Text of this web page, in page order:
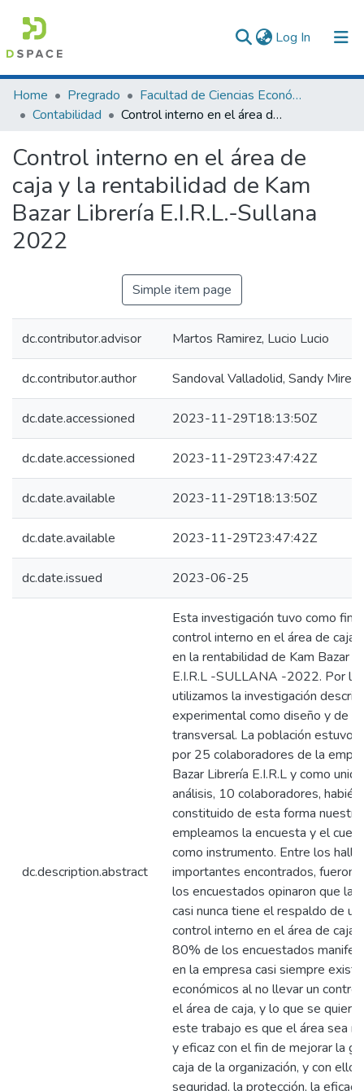
Log In (current)
Communities & Collections
All of DSpace
Statistics
Home Pregrado
Facultad de Ciencias Económicas y Administrativas
Contabilidad
Control interno en el área de caja y la rentabilidad de Kam Bazar Librería E.I.R.L.-Sullana 2022
Control interno en el área de
caja y la rentabilidad de Kam
Bazar Librería E.I.R.L.-Sullana
2022
Simple item page
dc.contributor.advisor Martos Ramirez, Lucio Lucio
dc.contributor.author Sandoval Valladolid, Sandy Mirella
dc.date.accessioned 2023-11-29T18:13:50Z
dc.date.accessioned 2023-11-29T23:47:42Z
dc.date.available 2023-11-29T18:13:50Z
dc.date.available 2023-11-29T23:47:42Z
dc.date.issued 2023-06-25
dc.description.abstract
Esta investigación tuvo como fin:
control interno en el área de caja
en la rentabilidad de Kam Bazar
E.I.R.L -SULLANA -2022. Por lo
utilizamos la investigación
experimental como diseño y de
transversal. La población estuvo
por 25 colaboradores de la
Bazar Librería E.I.R.L y como
análisis, 10 colaboradores,
constituido de esta forma
empleamos la encuesta y el
como instrumento. Entre los
importantes encontrados, fueron
los encuestados opinaron que la
casi nunca tiene el respaldo de
control interno en el área de caja,
80% de los encuestados
en la empresa casi siempre
económicos al no llevar un
el área de caja, y lo que se quiere
este trabajo es que el área sea
y eficaz con el fin de mejorar la
caja de la organización, y con ello
seguridad, la protección, la